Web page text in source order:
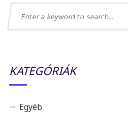
KATEGÓRIÁK
Egyéb